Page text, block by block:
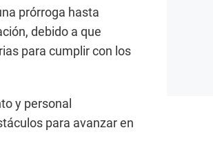
prórroga hasta
debido a que
para cumplir con los
y personal
para avanzar en